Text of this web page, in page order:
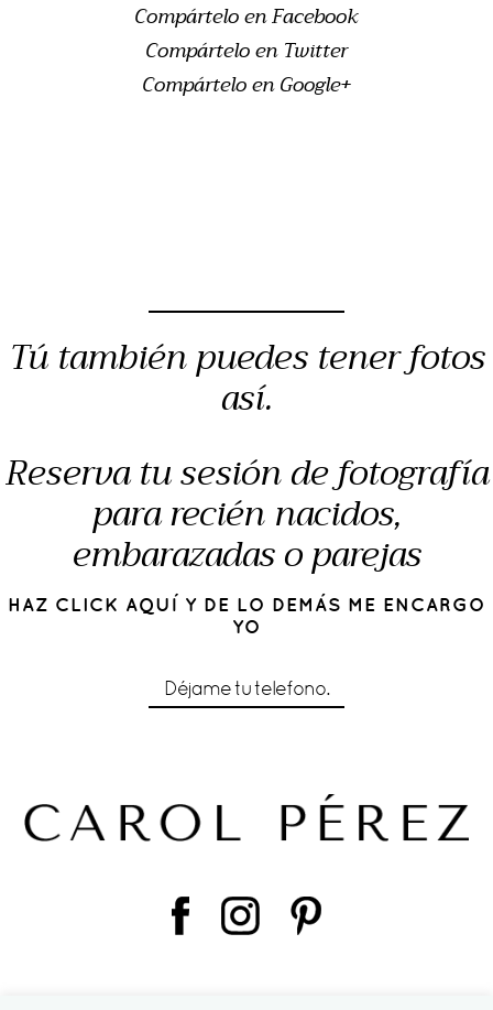
Compártelo en Facebook
Compártelo en Twitter
Compártelo en Google+
Tú también puedes tener fotos
así.
Reserva tu sesión de fotografía
para recién nacidos,
embarazadas o parejas
HAZ CLICK AQUÍ Y DE LO DEMÁS ME ENCARGO
YO
Déjame tu telefono.